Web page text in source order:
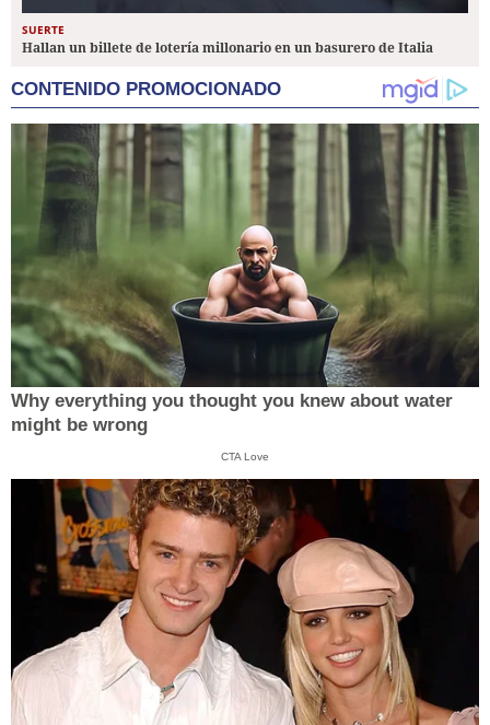
SUERTE
Hallan un billete de lotería millonario en un basurero de Italia
CONTENIDO PROMOCIONADO
Why everything you thought you knew about water
might be wrong
CTA Love